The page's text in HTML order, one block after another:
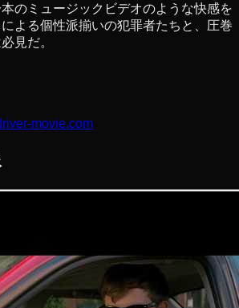
のミュージックビデオのような快感を
よる個性派揃いの犯罪者たちと、圧巻
見だ。
movie.com